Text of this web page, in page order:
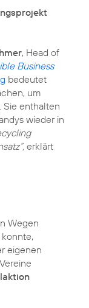
, Head of
Business
bedeutet
um
Sie enthalten
wieder in
erklärt
Wegen
eigenen